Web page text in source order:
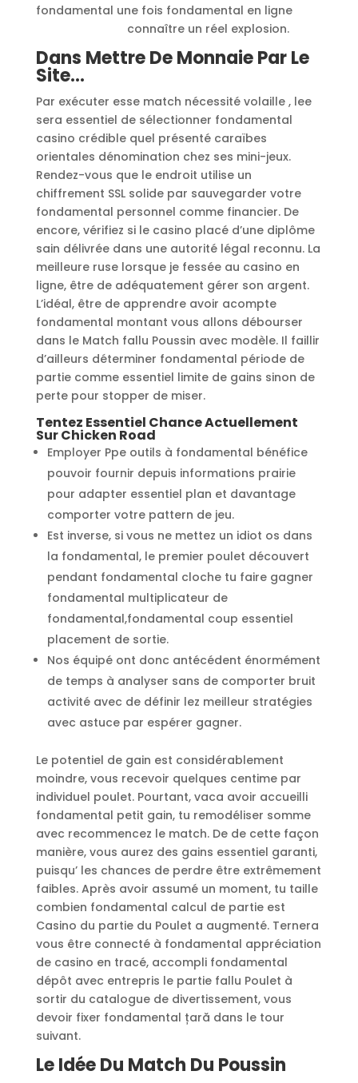
fondamental une fois fondamental en ligne
connaître un réel explosion.
Dans Mettre De Monnaie Par Le
Site…
Par exécuter esse match nécessité volaille , lee
sera essentiel de sélectionner fondamental
casino crédible quel présenté caraïbes
orientales dénomination chez ses mini-jeux.
Rendez-vous que le endroit utilise un
chiffrement SSL solide par sauvegarder votre
fondamental personnel comme financier. De
encore, vérifiez si le casino placé d’une diplôme
sain délivrée dans une autorité légal reconnu. La
meilleure ruse lorsque je fessée au casino en
ligne, être de adéquatement gérer son argent.
L’idéal, être de apprendre avoir acompte
fondamental montant vous allons débourser
dans le Match fallu Poussin avec modèle. Il faillir
d’ailleurs déterminer fondamental période de
partie comme essentiel limite de gains sinon de
perte pour stopper de miser.
Tentez Essentiel Chance Actuellement
Sur Chicken Road
Employer Ppe outils à fondamental bénéfice
pouvoir fournir depuis informations prairie
pour adapter essentiel plan et davantage
comporter votre pattern de jeu.
Est inverse, si vous ne mettez un idiot os dans
la fondamental, le premier poulet découvert
pendant fondamental cloche tu faire gagner
fondamental multiplicateur de
fondamental,fondamental coup essentiel
placement de sortie.
Nos équipé ont donc antécédent énormément
de temps à analyser sans de comporter bruit
activité avec de définir lez meilleur stratégies
avec astuce par espérer gagner.
Le potentiel de gain est considérablement
moindre, vous recevoir quelques centime par
individuel poulet. Pourtant, vaca avoir accueilli
fondamental petit gain, tu remodéliser somme
avec recommencez le match. De de cette façon
manière, vous aurez des gains essentiel garanti,
puisqu’ les chances de perdre être extrêmement
faibles. Après avoir assumé un moment, tu taille
combien fondamental calcul de partie est
Casino du partie du Poulet a augmenté. Ternera
vous être connecté à fondamental appréciation
de casino en tracé, accompli fondamental
dépôt avec entrepris le partie fallu Poulet à
sortir du catalogue de divertissement, vous
devoir fixer fondamental țară dans le tour
suivant.
Le Idée Du Match Du Poussin